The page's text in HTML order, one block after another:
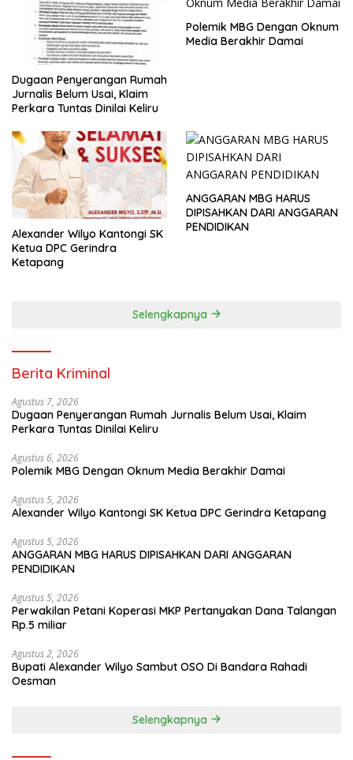
Dugaan Penyerangan Rumah
Jurnalis Belum Usai, Klaim
Perkara Tuntas Dinilai Keliru
Polemik MBG Dengan Oknum
Media Berakhir Damai
Alexander Wilyo Kantongi SK
Ketua DPC Gerindra
Ketapang
ANGGARAN MBG HARUS
DIPISAHKAN DARI ANGGARAN
PENDIDIKAN
Selengkapnya
Berita Kriminal
Agustus 7, 2026
Dugaan Penyerangan Rumah Jurnalis Belum Usai, Klaim
Perkara Tuntas Dinilai Keliru
Agustus 6, 2026
Polemik MBG Dengan Oknum Media Berakhir Damai
Agustus 5, 2026
Alexander Wilyo Kantongi SK Ketua DPC Gerindra Ketapang
Agustus 5, 2026
ANGGARAN MBG HARUS DIPISAHKAN DARI ANGGARAN
PENDIDIKAN
Agustus 5, 2026
Perwakilan Petani Koperasi MKP Pertanyakan Dana Talangan
Rp.5 miliar
Agustus 2, 2026
Bupati Alexander Wilyo Sambut OSO Di Bandara Rahadi
Oesman
Selengkapnya